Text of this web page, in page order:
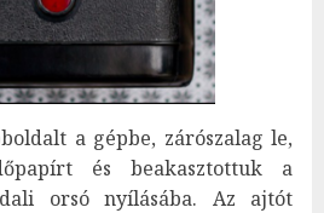
a gépbe, zárószalag le,
és beakasztottuk a
orsó nyílásába. Az ajtót